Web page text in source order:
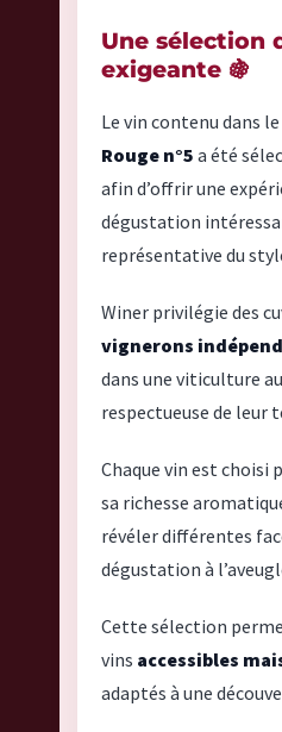
Une sélection
exigeante 🍇
Le vin contenu dans le
Rouge n°5 a été
afin d’offrir une
dégustation
représentative du
Winer privilégie des
vignerons
dans une viticulture
respectueuse de leur
Chaque vin est choisi
sa richesse
révéler différentes
dégustation à
Cette sélection
vins accessibles
adaptés à une